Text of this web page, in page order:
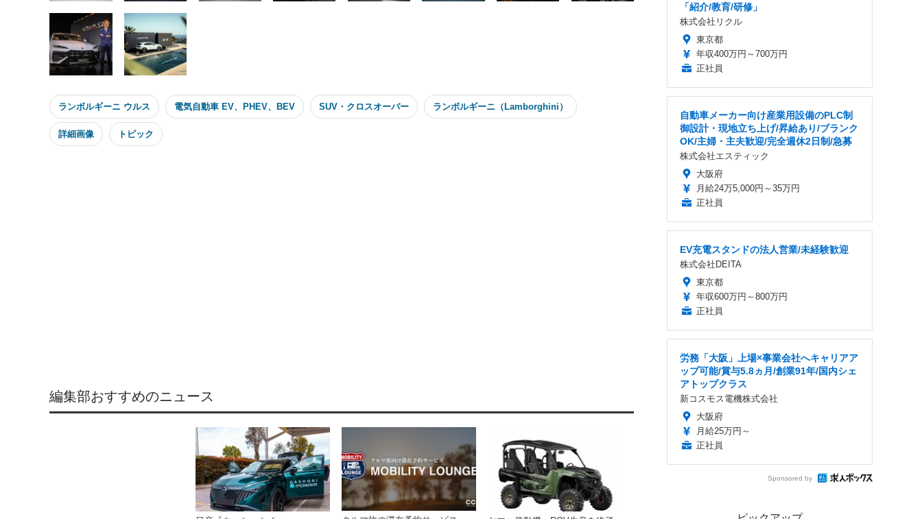
ランボルギーニ ウルス 電気自動車 EV、PHEV、BEV SUV・クロスオーバー ランボルギーニ（Lamborghini）
詳細画像 トピック
編集部おすすめのニュース
「紹介/教育/研修」
株式会社リクル
東京都
年収400万円～700万円
正社員
自動車メーカー向け産業用設備のPLC制
御設計・現地立ち上げ/昇給あり/ブランク
OK/主婦・主夫歓迎/完全週休2日制/急募
株式会社エスティック
大阪府
月給24万5,000円～35万円
正社員
EV充電スタンドの法人営業/未経験歓迎
株式会社DEITA
東京都
年収600万円～800万円
正社員
労務「大阪」上場×事業会社へキャリアア
ップ可能/賞与5.8ヵ月/創業91年/国内シェ
アトップクラス
新コスモス電機株式会社
大阪府
月給25万円～
正社員
Sponsored by